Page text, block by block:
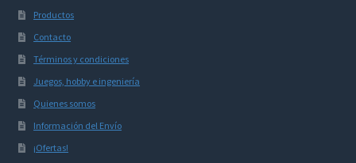
Productos
Contacto
Términos y condiciones
Juegos, hobby e ingeniería
Quienes somos
Información del Envío
¡Ofertas!